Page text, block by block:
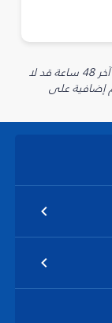
* تم الحصول على جميع الأسعار المعروضة خلال آخر 48 ساعة قد لا
إضافية على